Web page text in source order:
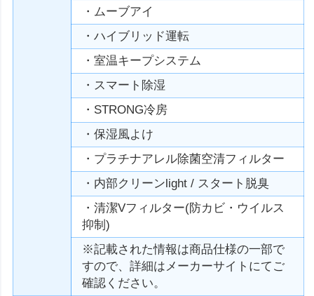
・ムーブアイ
・ハイブリッド運転
・室温キープシステム
・スマート除湿
・STRONG冷房
・保湿風よけ
・プラチナアレル除菌空清フィルター
・内部クリーンlight / スタート脱臭
・清潔Vフィルター(防カビ・ウイルス
抑制)
※記載された情報は商品仕様の一部で
すので、詳細はメーカーサイトにてご
確認ください。